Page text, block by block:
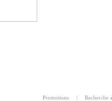
Promotions |
Recherche